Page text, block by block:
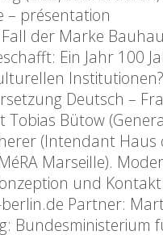
–
der Marke
Ein Jahr 100
Deutsch –
Bütow
(Intendant
Marseille).
und
Partner: